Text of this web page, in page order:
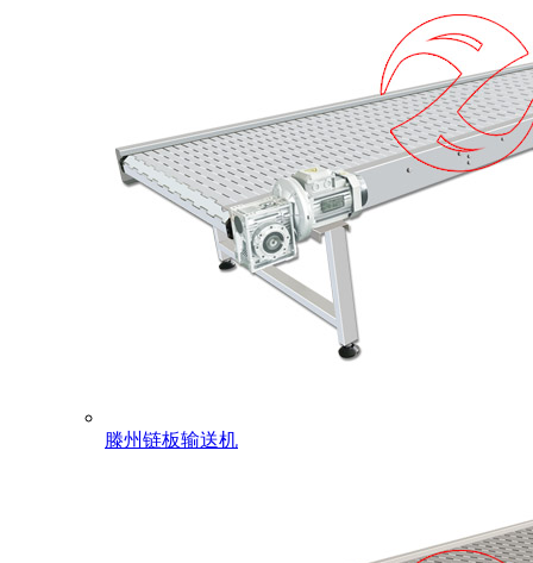
滕州链板输送机